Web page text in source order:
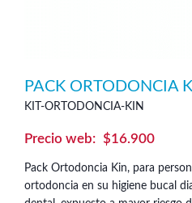
PACK ORTODONCIA
KIT-ORTODONCIA-KIN
$16.900
Pack Ortodoncia Kin, para
ortodoncia en su higiene bucal